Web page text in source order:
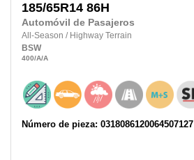
185/65R14 86H
Automóvil de Pasajeros
All-Season / Highway Terrain
BSW
400/A/A
Número de pieza: 0318086120064507127